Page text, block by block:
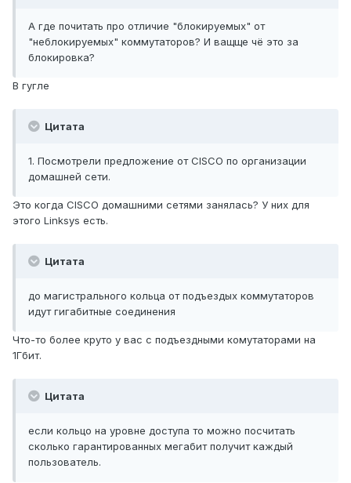
А где почитать про отличие "блокируемых" от
"неблокируемых" коммутаторов? И ващще чё это за
блокировка?
В гугле
Цитата
1. Посмотрели предложение от CISCO по организации
домашней сети.
Это когда CISCO домашними сетями занялась? У них для
этого Linksys есть.
Цитата
до магистрального кольца от подъездых коммутаторов
идут гигабитные соединения
Что-то более круто у вас с подъездными комутаторами на
1Гбит.
Цитата
если кольцо на уровне доступа то можно посчитать
сколько гарантированных мегабит получит каждый
пользователь.